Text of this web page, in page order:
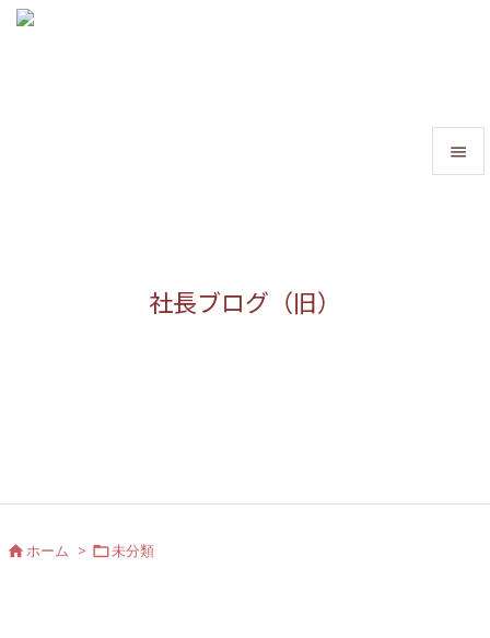
社長ブログ（旧）

ホーム > 未分類